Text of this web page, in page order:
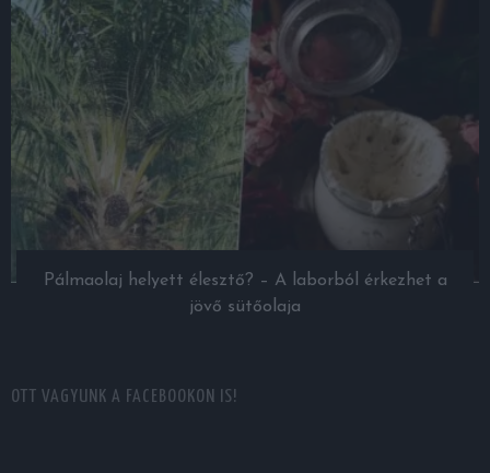
Pálmaolaj helyett élesztő? – A laborból érkezhet a
jövő sütőolaja
OTT VAGYUNK A FACEBOOKON IS!